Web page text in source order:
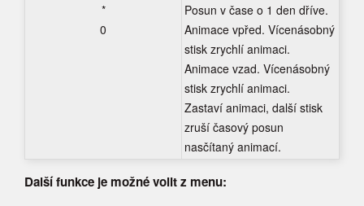
*
0
Posun v čase o 1 den dříve.
Animace vpřed. Vícenásobný
stisk zrychlí animaci.
Animace vzad. Vícenásobný
stisk zrychlí animaci.
Zastaví animaci, další stisk
zruší časový posun
nasčítaný animací.
Další funkce je možné volit z menu: